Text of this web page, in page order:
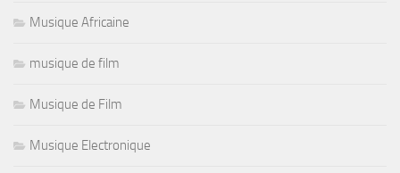
Musique Africaine
musique de film
Musique de Film
Musique Electronique